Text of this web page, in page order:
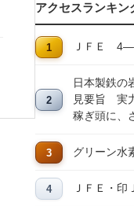
アクセスランキン
ＪＦＥ
日本製鉄の
見要旨 実
稼ぎ頭に、
グリーン水
ＪＦＥ・